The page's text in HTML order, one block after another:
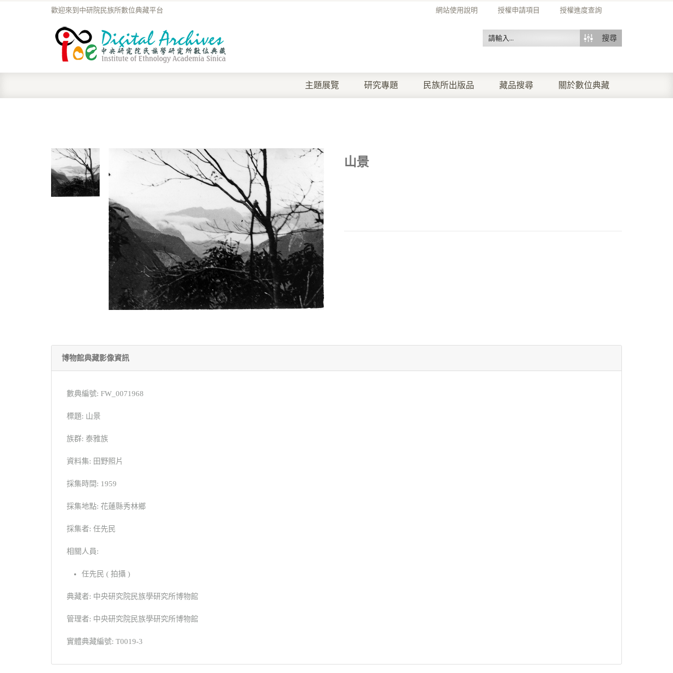
網站使用說明 授權申請項目 授權進度查詢
歡迎來到中研院民族所數位典藏平台
搜尋
主題展覽 研究專題 民族所出版品 藏品搜尋 關於數位典藏
山景
博物館典藏影像資訊
數典編號: FW_0071968
標題: 山景
族群: 泰雅族
資料集: 田野照片
採集時間: 1959
採集地點: 花蓮縣秀林鄉
採集者: 任先民
相關人員:
任先民 ( 拍攝 )
典藏者: 中央研究院民族學研究所博物館
管理者: 中央研究院民族學研究所博物館
實體典藏編號: T0019-3